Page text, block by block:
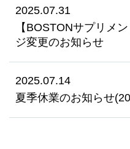
2025.07.31
【BOSTONサプリメ
ジ変更のお知らせ
2025.07.14
夏季休業のお知らせ